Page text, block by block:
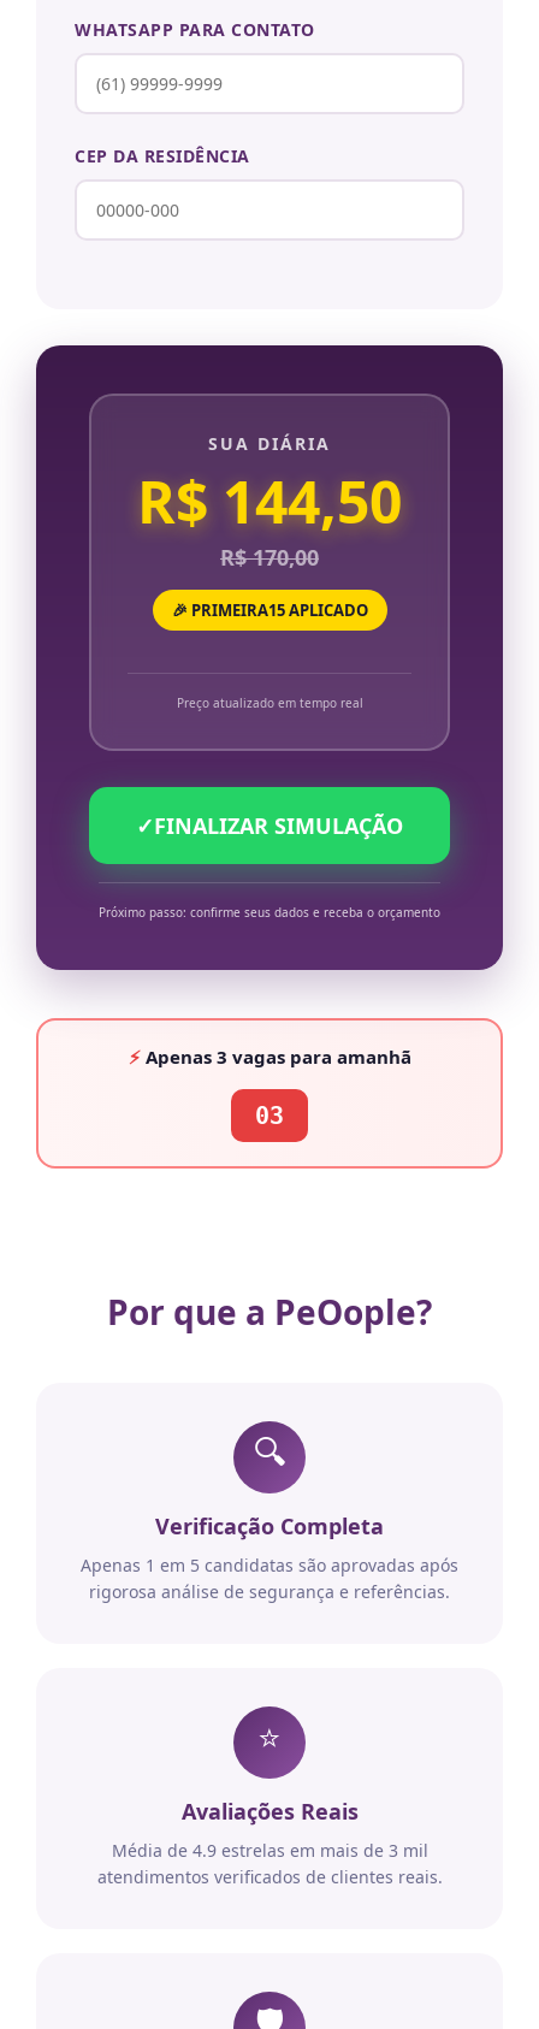
WHATSAPP PARA CONTATO
CEP DA RESIDÊNCIA
SUA DIÁRIA
R$ 144,50
R$ 170,00
🎉 PRIMEIRA15 APLICADO
Preço atualizado em tempo real
✓FINALIZAR SIMULAÇÃO
Próximo passo: confirme seus dados e receba o orçamento
⚡Apenas 3 vagaspara amanhã
03
Por que a PeOople?
🔍
Verificação Completa
Apenas 1 em 5 candidatas são aprovadas após
rigorosa análise de segurança e referências.
⭐
Avaliações Reais
Média de 4.9 estrelas em mais de 3 mil
atendimentos verificados de clientes reais.